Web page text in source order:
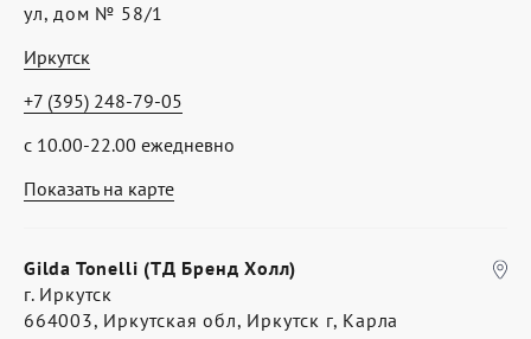
Показать на карте
ул, дом № 58/1
Иркутск
с 10.00-22.00 ежедневно
+7 (395) 248-79-05
Gilda Tonelli (ТД Бренд Холл)
г. Иркутск
664003, Иркутская обл, Иркутск г, Карла